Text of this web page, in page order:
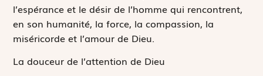
l’espérance et le désir de l’homme qui rencontrent,
en son humanité, la force, la compassion, la
miséricorde et l’amour de Dieu.
La douceur de l’attention de Dieu